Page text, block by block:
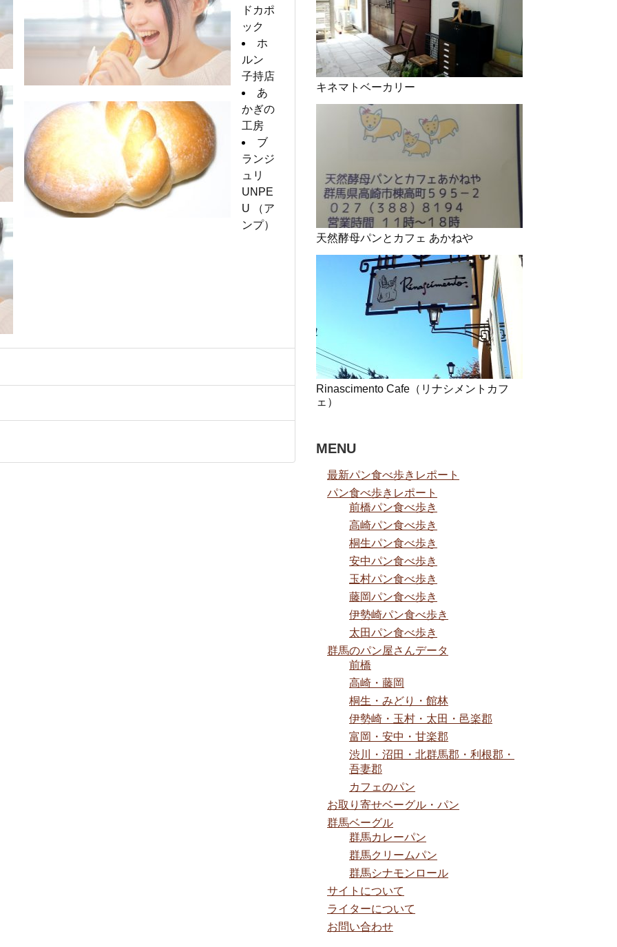
ドカポ
ック
ホ
ルン
子持店
あ
かぎの
工房
ブ
ランジ
ュリ
UNPE
U （ア
ンプ）
キネマトベーカリー
天然酵母パンとカフェ あかねや
Rinascimento Cafe（リナシメントカフ
ェ）
MENU
最新パン食べ歩きレポート
パン食べ歩きレポート
前橋パン食べ歩き
高崎パン食べ歩き
桐生パン食べ歩き
安中パン食べ歩き
玉村パン食べ歩き
藤岡パン食べ歩き
伊勢崎パン食べ歩き
太田パン食べ歩き
群馬のパン屋さんデータ
前橋
高崎・藤岡
桐生・みどり・館林
伊勢崎・玉村・太田・邑楽郡
富岡・安中・甘楽郡
渋川・沼田・北群馬郡・利根郡・
吾妻郡
カフェのパン
お取り寄せベーグル・パン
群馬ベーグル
群馬カレーパン
群馬クリームパン
群馬シナモンロール
サイトについて
ライターについて
お問い合わせ